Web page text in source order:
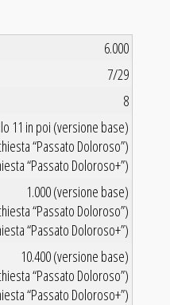
6.000
7/29
8
11 in poi (versione base)
“Passato Doloroso”)
“Passato Doloroso+”)
1.000 (versione base)
“Passato Doloroso”)
“Passato Doloroso+”)
10.400 (versione base)
“Passato Doloroso”)
“Passato Doloroso+”)